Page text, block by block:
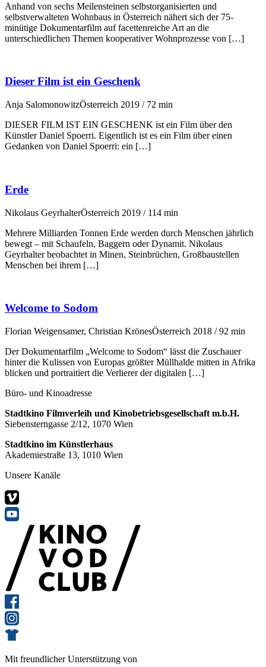
Anhand von sechs Meilensteinen selbstorganisierten und
selbstverwalteten Wohnbaus in Österreich nähert sich der 75-
minütige Dokumentarfilm auf facettenreiche Art an die
unterschiedlichen Themen kooperativer Wohnprozesse von […]
Dieser Film ist ein Geschenk
Anja SalomonowitzÖsterreich 2019 / 72 min
DIESER FILM IST EIN GESCHENK ist ein Film über den
Künstler Daniel Spoerri. Eigentlich ist es ein Film über einen
Gedanken von Daniel Spoerri: ein […]
Erde
Nikolaus GeyrhalterÖsterreich 2019 / 114 min
Mehrere Milliarden Tonnen Erde werden durch Menschen jährlich
bewegt – mit Schaufeln, Baggern oder Dynamit. Nikolaus
Geyrhalter beobachtet in Minen, Steinbrüchen, Großbaustellen
Menschen bei ihrem […]
Welcome to Sodom
Florian Weigensamer, Christian KrönesÖsterreich 2018 / 92 min
Der Dokumentarfilm „Welcome to Sodom“ lässt die Zuschauer
hinter die Kulissen von Europas größter Müllhalde mitten in Afrika
blicken und portraitiert die Verlierer der digitalen […]
Büro- und Kinoadresse
Stadtkino Filmverleih und Kinobetriebsgesellschaft m.b.H.
Siebensterngasse 2/12, 1070 Wien
Stadtkino im Künstlerhaus
Akademiestraße 13, 1010 Wien
Unsere Kanäle
Mit freundlicher Unterstützung von